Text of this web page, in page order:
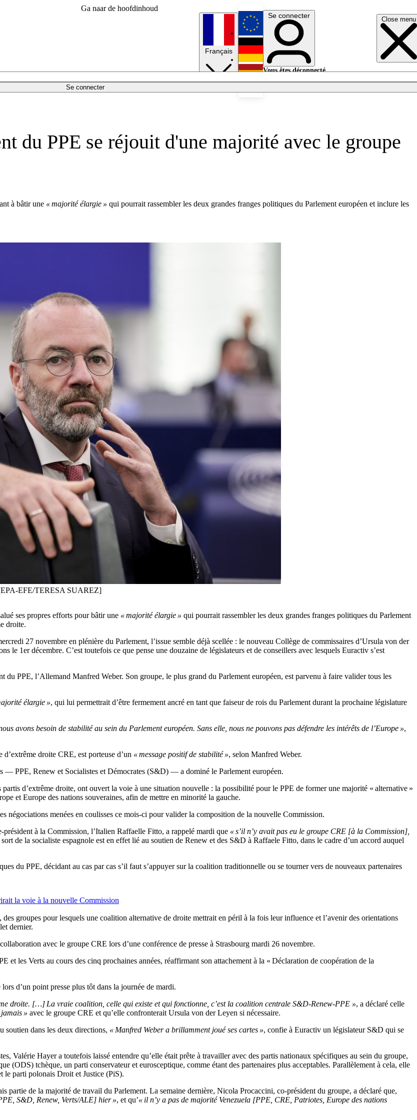
Ga naar de hoofdinhoud
Close menu
Se connecter
Français
English
Deutsch
Se connecter
Vous êtes déconnecté.
du PPE se réjouit d'une majorité avec le groupe
à bâtir une « majorité élargie » qui pourrait rassembler les deux grandes franges politiques du Parlement européen et inclure les
[EPA-EFE/TERESA SUAREZ]
ses propres efforts pour bâtir une « majorité élargie » qui pourrait rassembler les deux grandes franges politiques du Parlement
droite.
27 novembre en plénière du Parlement, l’issue semble déjà scellée : le nouveau Collège de commissaires d’Ursula von der
le 1er décembre. C’est toutefois ce que pense une douzaine de législateurs et de conseillers avec lesquels Euractiv s’est
PPE, l’Allemand Manfred Weber. Son groupe, le plus grand du Parlement européen, est parvenu à faire valider tous les
élargie », qui lui permettrait d’être fermement ancré en tant que faiseur de rois du Parlement durant la prochaine législature
avons besoin de stabilité au sein du Parlement européen. Sans elle, nous ne pouvons pas défendre les intérêts de l’Europe »,
droite CRE, est porteuse d’un « message positif de stabilité », selon Manfred Weber.
— PPE, Renew et Socialistes et Démocrates (S&D) — a dominé le Parlement européen.
d’extrême droite, ont ouvert la voie à une situation nouvelle : la possibilité pour le PPE de former une majorité « alternative »
et Europe des nations souveraines, afin de mettre en minorité la gauche.
négociations menées en coulisses ce mois-ci pour valider la composition de la nouvelle Commission.
à la Commission, l’Italien Raffaelle Fitto, a rappelé mardi que « s’il n’y avait pas eu le groupe CRE [à la Commission],
de la socialiste espagnole est en effet lié au soutien de Renew et des S&D à Raffaele Fitto, dans le cadre d’un accord auquel
du PPE, décidant au cas par cas s’il faut s’appuyer sur la coalition traditionnelle ou se tourner vers de nouveaux partenaires
la voie à la nouvelle Commission
groupes pour lesquels une coalition alternative de droite mettrait en péril à la fois leur influence et l’avenir des orientations
dernier.
avec le groupe CRE lors d’une conférence de presse à Strasbourg mardi 26 novembre.
et les Verts au cours des cinq prochaines années, réaffirmant son attachement à la « Déclaration de coopération de la
d’un point presse plus tôt dans la journée de mardi.
droite. […] La vraie coalition, celle qui existe et qui fonctionne, c’est la coalition centrale S&D-Renew-PPE », a déclaré celle
jamais » avec le groupe CRE et qu’elle confronterait Ursula von der Leyen si nécessaire.
soutien dans les deux directions, « Manfred Weber a brillamment joué ses cartes », confie à Euractiv un législateur S&D qui se
Valérie Hayer a toutefois laissé entendre qu’elle était prête à travailler avec des partis nationaux spécifiques au sein du groupe,
tchèque, un parti conservateur et eurosceptique, comme étant des partenaires plus acceptables. Parallèlement à cela, elle
le parti polonais Droit et Justice (PiS).
partie de la majorité de travail du Parlement. La semaine dernière, Nicola Procaccini, co-président du groupe, a déclaré que,
S&D, Renew, Verts/ALE] hier », et qu’« il n’y a pas de majorité Venezuela [PPE, CRE, Patriotes, Europe des nations